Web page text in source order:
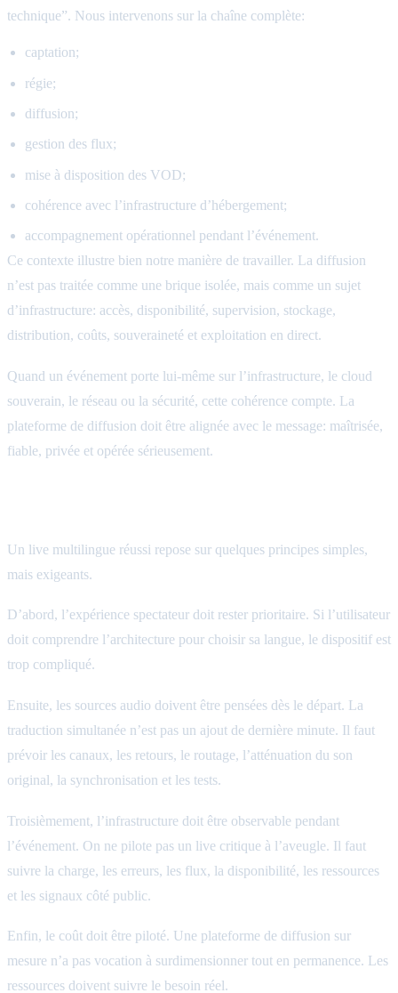
technique”. Nous intervenons sur la chaîne complète:
captation;
régie;
diffusion;
gestion des flux;
mise à disposition des VOD;
cohérence avec l’infrastructure d’hébergement;
accompagnement opérationnel pendant l’événement.
Ce contexte illustre bien notre manière de travailler. La diffusion
n’est pas traitée comme une brique isolée, mais comme un sujet
d’infrastructure: accès, disponibilité, supervision, stockage,
distribution, coûts, souveraineté et exploitation en direct.
Quand un événement porte lui-même sur l’infrastructure, le cloud
souverain, le réseau ou la sécurité, cette cohérence compte. La
plateforme de diffusion doit être alignée avec le message: maîtrisée,
fiable, privée et opérée sérieusement.
Un live multilingue réussi repose sur quelques principes simples,
mais exigeants.
D’abord, l’expérience spectateur doit rester prioritaire. Si l’utilisateur
doit comprendre l’architecture pour choisir sa langue, le dispositif est
trop compliqué.
Ensuite, les sources audio doivent être pensées dès le départ. La
traduction simultanée n’est pas un ajout de dernière minute. Il faut
prévoir les canaux, les retours, le routage, l’atténuation du son
original, la synchronisation et les tests.
Troisièmement, l’infrastructure doit être observable pendant
l’événement. On ne pilote pas un live critique à l’aveugle. Il faut
suivre la charge, les erreurs, les flux, la disponibilité, les ressources
et les signaux côté public.
Enfin, le coût doit être piloté. Une plateforme de diffusion sur
mesure n’a pas vocation à surdimensionner tout en permanence. Les
ressources doivent suivre le besoin réel.